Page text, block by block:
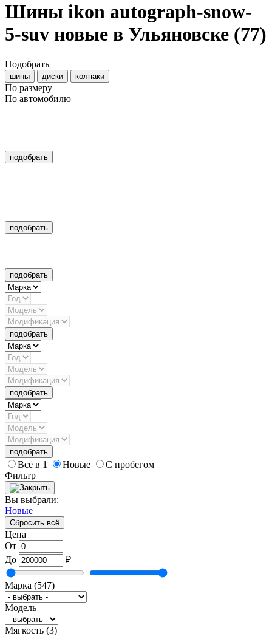
Шины ikon autograph-snow-
5-suv новые в Ульяновске (77)
Подобрать
шины диски колпаки
По размеру
По автомобилю
подобрать
подобрать
подобрать
подобрать
подобрать
подобрать
Всё в 1 Новые
С пробегом
Фильтр
Вы выбрали:
Новые
Сбросить всё
Цена
От
До
₽
Марка (547)
Модель
Мягкость (3)